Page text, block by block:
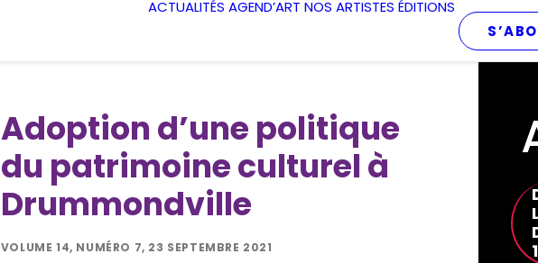
ACTUALITÉS AGEND’ART NOS ARTISTES ÉDITIONS
Adoption d’une politique
du patrimoine culturel à
Drummondville
VOLUME 14, NUMÉRO 7, 23 SEPTEMBRE 2021